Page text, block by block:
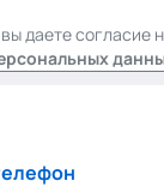
даете согласие